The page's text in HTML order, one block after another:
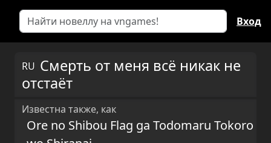
Вход
RU Смерть от меня всё никак не
отстаёт
Известна также, как
Ore no Shibou Flag ga Todomaru Tokoro